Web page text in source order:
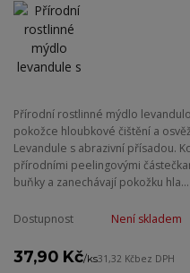
Přírodní rostlinné mýdlo
pokožce hloubkové čištění a
Levandule s abrazivní přísadou.
přírodními peelingovými
buňky a zanechávají pokožku hla...
Dostupnost Není skladem
37,90 Kč/ks31,32 Kčbez DPH